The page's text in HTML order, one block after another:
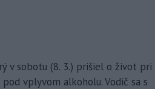
v sobotu (8. 3.) prišiel o život pri
vplyvom alkoholu. Vodič sa s